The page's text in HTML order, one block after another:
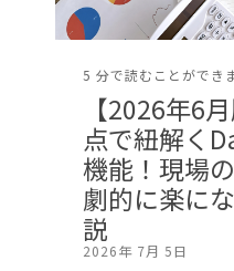
5 分で読むことができま
【2026年6
点で紐解く
機能！現場
劇的に楽に
説
2026年 7月 5日